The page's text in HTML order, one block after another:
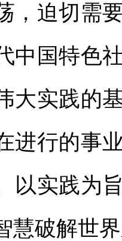
，迫切需
中国特色
大实践的
进行的事
以实践为
慧破解世